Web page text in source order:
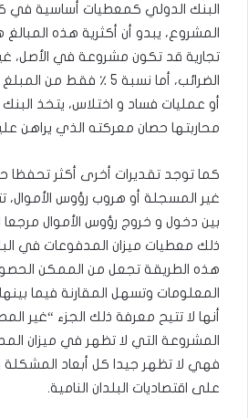
البنك الدولي كمعطيات أساسية في
المشروع، يبدو أن أكثرية هذه
تجارية قد تكون مشروعة في الأصل،
الضرائب، أما نسبة 5 ٪
أو عمليات فساد و اختلاس، يتخذ البنك
محاربتها حصان معركته الذي يراهن
كما توجد تقديرات أخرى أكثر تحفظا
غير المسجلة أو هروب رؤوس الأموال،
بين دخول و خروج رؤوس الأموال
ذلك معطيات ميزان المدفوعات في
هذه الطريقة تجعل من الممكن
المعلومات وتسهل المقارنة فيما بينها
أنها لا تتيح معرفة ذلك الجزء “غير
المشروعة التي لا تظهر في ميزان
فهي لا تظهر جيدا كل أبعاد المشكلة
على اقتصاديات البلدان النامية.